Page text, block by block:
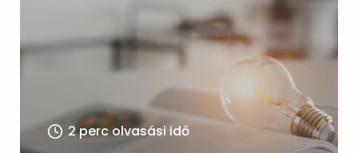
2 perc olvasási idő